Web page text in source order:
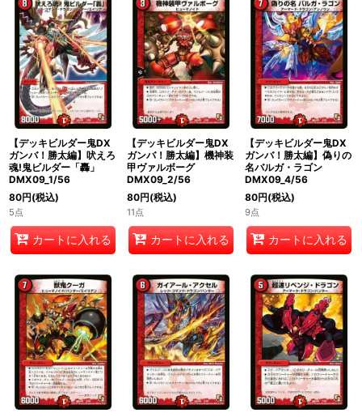
並び順:
絞り込む
【デッキビルダー鬼DX
ガンバ！勝太編】吠えろ
魂!鬼ビルダー「轟」
DMX09_1/56
80円(税込)
5点
カートに入れる
【デッキビルダー鬼DX
ガンバ！勝太編】機神装
甲ヴァルボーグ
DMX09_2/56
80円(税込)
11点
カートに入れる
【デッキビルダー鬼DX
ガンバ！勝太編】偽りの
名バルガ・ラゴン
DMX09_4/56
80円(税込)
9点
カートに入れる